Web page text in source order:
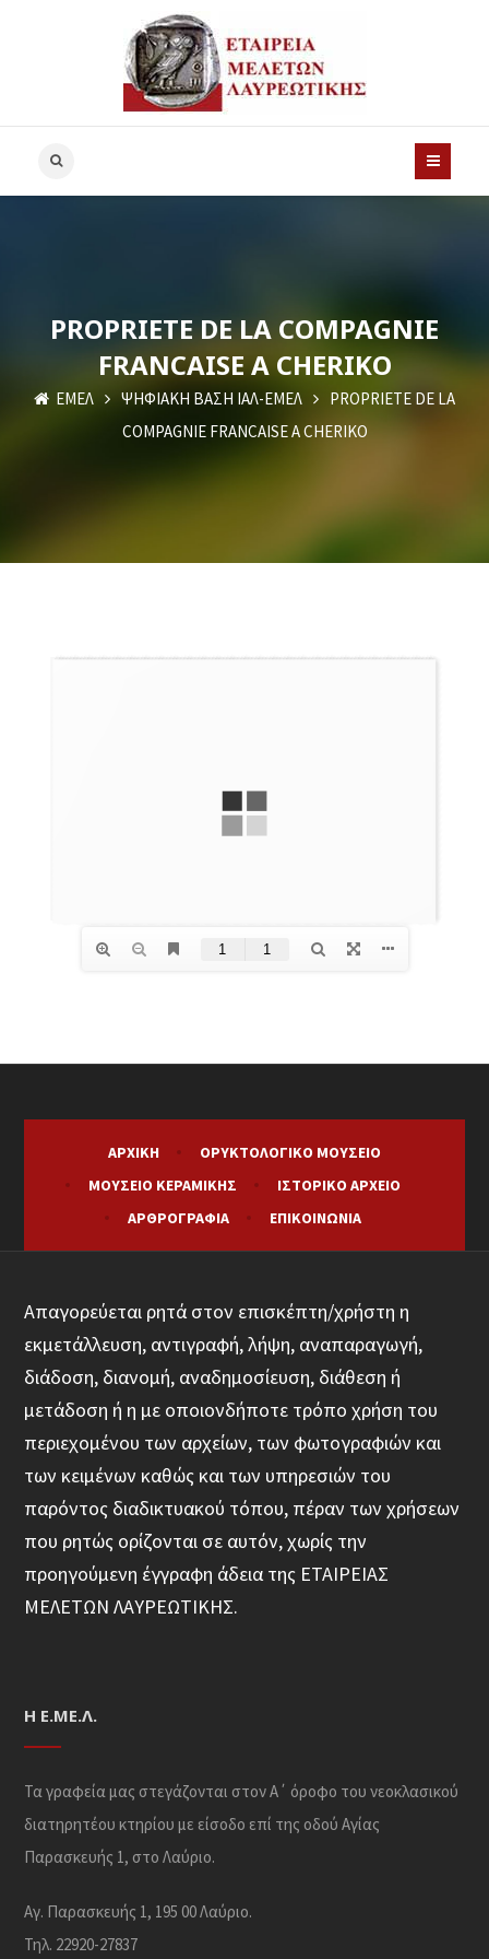
PROPRIETE DE LA COMPAGNIE
FRANCAISE A CHERIKO
ΕΜΕΛ ΨΗΦΙΑΚΗ ΒΑΣΗ ΙΑΛ-ΕΜΕΛ
PROPRIETE DE LA
COMPAGNIE FRANCAISE A CHERIKO
ΑΡΧΙΚΉ
ΟΡΥΚΤΟΛΟΓΙΚΌ ΜΟΥΣΕΊΟ
ΜΟΥΣΕΊΟ ΚΕΡΑΜΙΚΉΣ
ΙΣΤΟΡΙΚΌ ΑΡΧΕΊΟ
ΑΡΘΡΟΓΡΑΦΊΑ
ΕΠΙΚΟΙΝΩΝΊΑ
Απαγορεύεται ρητά στον επισκέπτη/χρήστη η
εκμετάλλευση, αντιγραφή, λήψη, αναπαραγωγή,
διάδοση, διανομή, αναδημοσίευση, διάθεση ή
μετάδοση ή η με οποιονδήποτε τρόπο χρήση του
περιεχομένου των αρχείων, των φωτογραφιών και
των κειμένων καθώς και των υπηρεσιών του
παρόντος διαδικτυακού τόπου, πέραν των χρήσεων
που ρητώς ορίζονται σε αυτόν, χωρίς την
προηγούμενη έγγραφη άδεια της ΕΤΑΙΡΕΙΑΣ
ΜΕΛΕΤΩΝ ΛΑΥΡΕΩΤΙΚΗΣ.
Η Ε.ΜΕ.Λ.
Τα γραφεία μας στεγάζονται στον Α΄ όροφο του νεοκλασικού
διατηρητέου κτηρίου με είσοδο επί της οδού Αγίας
Παρασκευής 1, στο Λαύριο.
Αγ. Παρασκευής 1, 195 00 Λαύριο.
Τηλ. 22920-27837